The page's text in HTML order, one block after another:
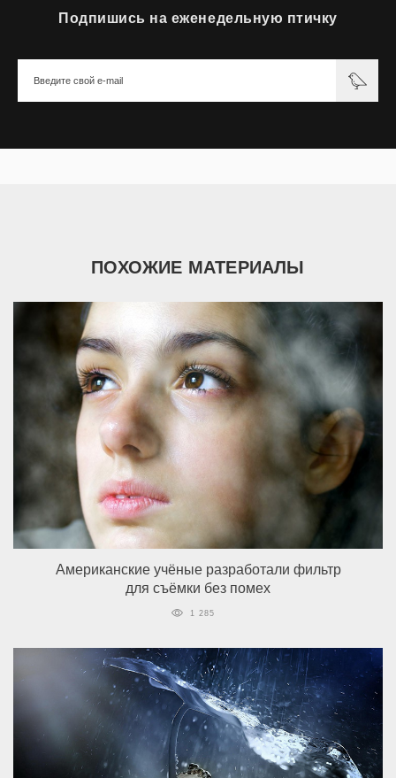
Подпишись на еженедельную птичку
ПОХОЖИЕ МАТЕРИАЛЫ
Американские учёные разработали фильтр
для съёмки без помех
1 285